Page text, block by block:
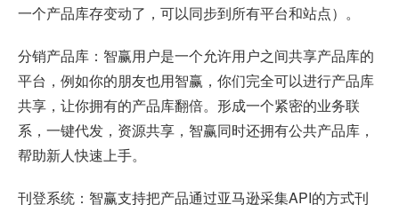
一个产品库存变动了，可以同步到所有平台和站点）。
分销产品库：智赢用户是一个允许用户之间共享产品库的
平台，例如你的朋友也用智赢，你们完全可以进行产品库
共享，让你拥有的产品库翻倍。形成一个紧密的业务联
系，一键代发，资源共享，智赢同时还拥有公共产品库，
帮助新人快速上手。
刊登系统：智赢支持把产品通过亚马逊采集API的方式刊